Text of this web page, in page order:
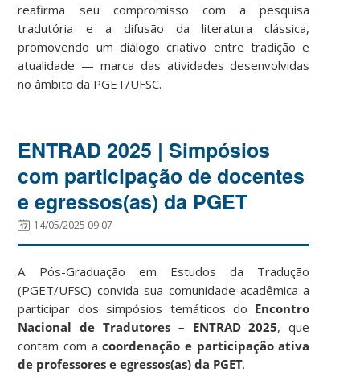
reafirma seu compromisso com a pesquisa
tradutória e a difusão da literatura clássica,
promovendo um diálogo criativo entre tradição e
atualidade — marca das atividades desenvolvidas
no âmbito da PGET/UFSC.
ENTRAD 2025 | Simpósios
com participação de docentes
e egressos(as) da PGET
14/05/2025 09:07
A Pós-Graduação em Estudos da Tradução
(PGET/UFSC) convida sua comunidade acadêmica a
participar dos simpósios temáticos do Encontro
Nacional de Tradutores – ENTRAD 2025, que
contam com acoordenação e participação ativa
de professores e egressos(as) da PGET.